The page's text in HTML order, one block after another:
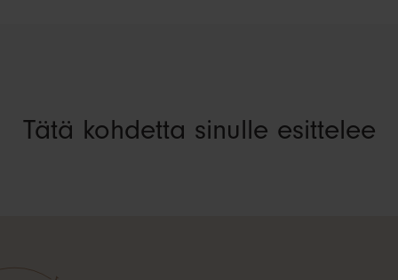
Tätä kohdetta sinulle esittelee